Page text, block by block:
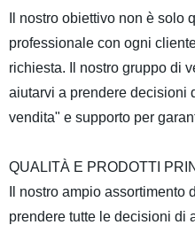
Il nostro obiettivo non è
professionale con ogni
richiesta. Il nostro gruppo di
aiutarvi a prendere decisioni
vendita" e supporto per
QUALITÀ E PRODOTTI
Il nostro ampio
prendere tutte le decisioni